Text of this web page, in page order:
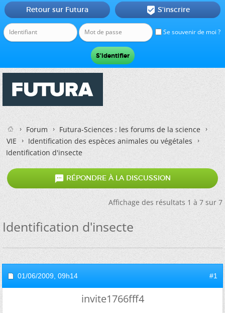
Se souvenir de moi ?
Retour sur Futura  S'inscrire
Forum
Futura-Sciences : les forums de la science
VIE
Identification des espèces animales ou végétales
Identification d'insecte
 RÉPONDRE À LA DISCUSSION
Affichage des résultats 1 à 7 sur 7
Identification d'insecte
01/06/2009, 09h14 #1
invite1766fff4